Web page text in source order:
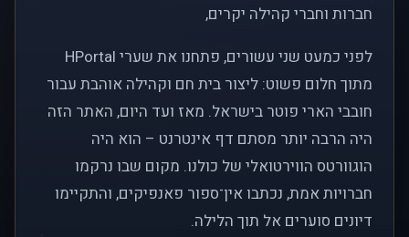
חברות וחברי קהילה יקרים,
לפני כמעט שני עשורים, פתחנו את שערי HPortal
מתוך חלום פשוט: ליצור בית חם וקהילה אוהבת עבור
חובבי הארי פוטר בישראל. מאז ועד היום, האתר הזה
היה הרבה יותר מסתם דף אינטרנט – הוא היה
הוגוורטס הווירטואלי של כולנו. מקום שבו נרקמו
חברויות אמת, נכתבו אין־ספור פאנפיקים, והתקיימו
דיונים סוערים אל תוך הלילה.